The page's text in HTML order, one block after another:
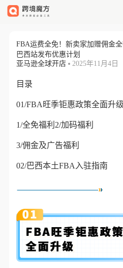
FBA运费全免！新卖家加赠佣金
巴西站发布优惠计划
亚马逊全球开店
2025年11月4日
目录
01/FBA旺季钜惠政策全面升级
1/全免福利 2/加码福利
3/佣金及广告福利
02/巴西本土FBA入驻指南